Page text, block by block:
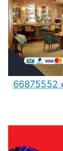
تأجير سجاد موكيت زوليات صناعية الجهراء 66875552